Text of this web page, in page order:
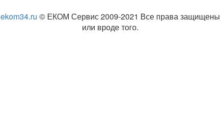
ekom34.ru © ЕКОМ Сервис 2009-2021 Все права защищены
или вроде того.